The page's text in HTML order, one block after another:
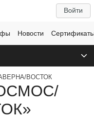
Войти
Новости
ВОСТОК